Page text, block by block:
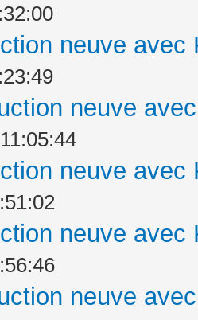
neuve avec
neuve
neuve avec
neuve avec
neuve